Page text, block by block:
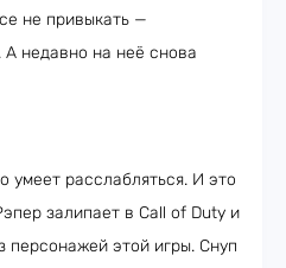
не привыкать —
недавно на неё снова
умеет расслабляться. И это
залипает в Call of Duty и
персонажей этой игры. Снуп